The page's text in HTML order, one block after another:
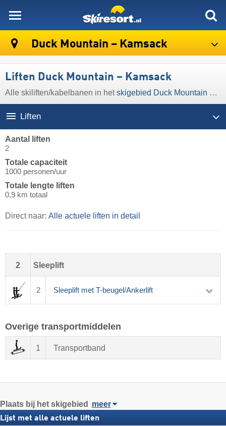
Duck Mountain – Kamsack
Liften Duck Mountain – Kamsack
Alle skiliften/kabelbanen in hetskigebied Duck Mountain – Kamsack
Liften
Aantal liften
2
Totale capaciteit
1000 personen/uur
Totale lengte liften
0,9 km totaal
Direct naar: Alle actuele liften in detail
2 Sleeplift
2 Sleeplift met T-beugel/Ankerlift
Overige transportmiddelen
1 Transportband
Plaats bij het skigebied meer
Lijst met alle actuele liften